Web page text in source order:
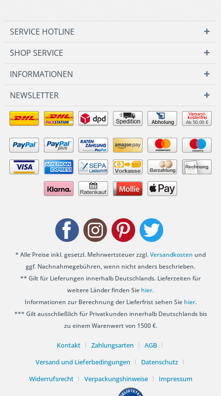
SERVICE HOTLINE
SHOP SERVICE
INFORMATIONEN
NEWSLETTER
Ab 50,00 €
* Alle Preise inkl. gesetzl. Mehrwertsteuer zzgl.Versandkosten und
ggf. Nachnahmegebühren, wenn nicht anders beschrieben.
** Gilt für Lieferungen innerhalb Deutschlands. Lieferzeiten für
weitere Länder finden Sie hier.
Informationen zur Berechnung der Lieferfrist sehen Sie hier.
*** Gilt ausschließlich für Privatkunden innerhalb Deutschlands bis
zu einem Warenwert von 1500 €.
Kontakt Zahlungsarten
AGB
Versand und Lieferbedingungen
Datenschutz
Widerrufsrecht
Verpackungshinweise Impressum